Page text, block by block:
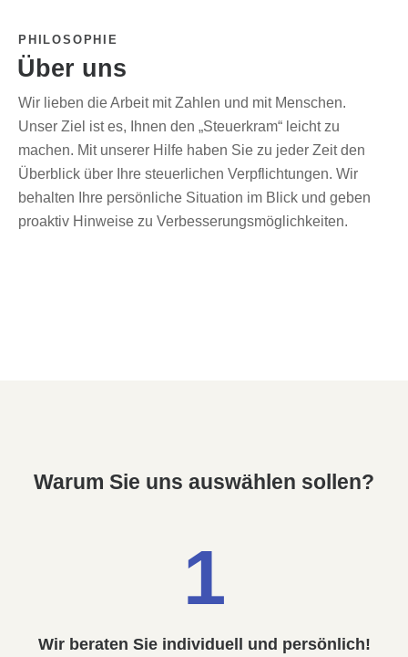
PHILOSOPHIE
Über uns
Wir lieben die Arbeit mit Zahlen und mit Menschen.
Unser Ziel ist es, Ihnen den „Steuerkram“ leicht zu
machen. Mit unserer Hilfe haben Sie zu jeder Zeit den
Überblick über Ihre steuerlichen Verpflichtungen. Wir
behalten Ihre persönliche Situation im Blick und geben
proaktiv Hinweise zu Verbesserungsmöglichkeiten.
Warum Sie uns auswählen sollen?
1
Wir beraten Sie individuell und persönlich!